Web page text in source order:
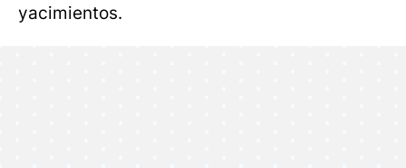
yacimientos.